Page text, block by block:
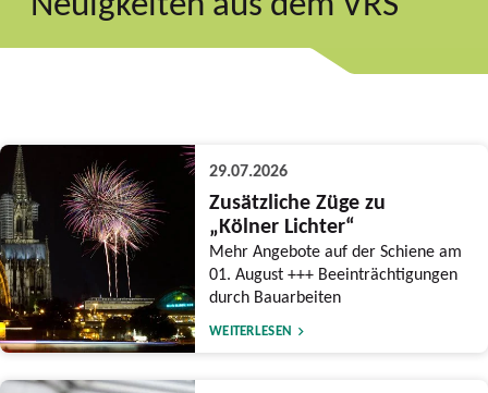
29.07.2026
Zusätzliche Züge zu
„Kölner Lichter“
Mehr Angebote auf der Schiene am
01. August +++ Beeinträchtigungen
durch Bauarbeiten
WEITERLESEN